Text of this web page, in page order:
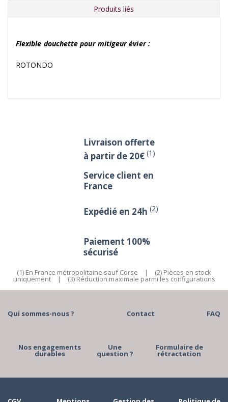
Produits liés
Flexible douchette pour mitigeur évier :
ROTONDO
Livraison offerte
à partir de 20€ (1)
Service client en
France
Expédié en 24h (2)
Paiement 100%
sécurisé
(1) En France métropolitaine sauf Corse | (2) Pièces en stock
uniquement | (3) Réduction maximale parmi les configurations
Qui sommes-nous ? Contact FAQ
Nos engagements
durables
Une
question ?
Formulaire de
rétractation